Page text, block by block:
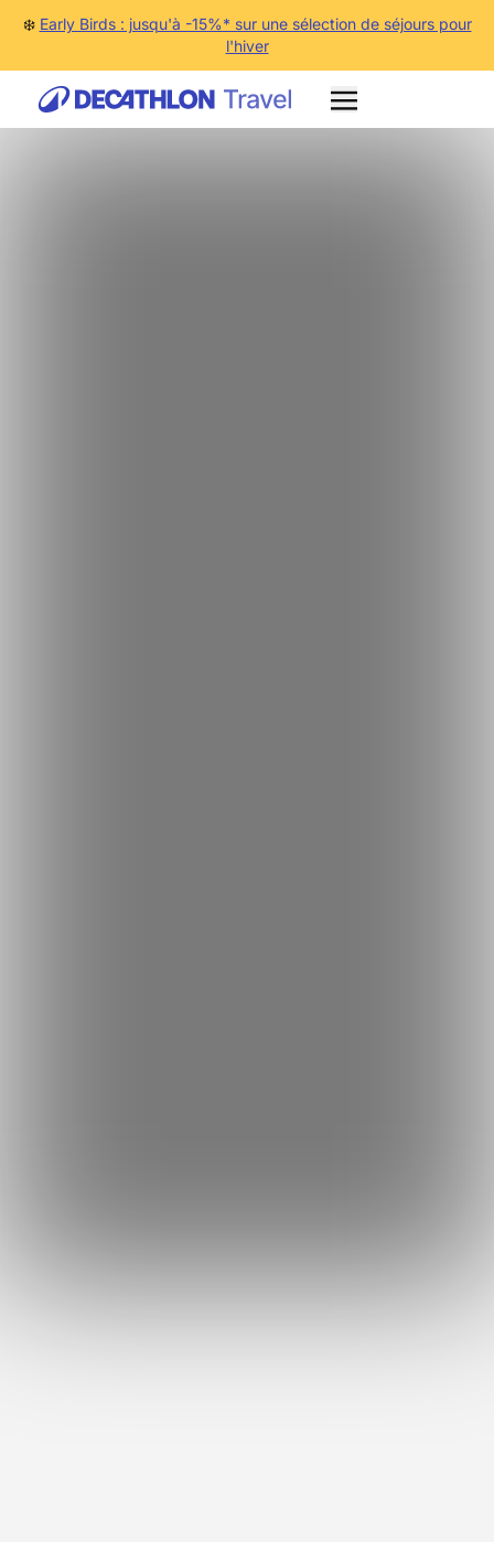
❄️ Early Birds : jusqu'à -15%* sur une sélection de séjours pour
l'hiver